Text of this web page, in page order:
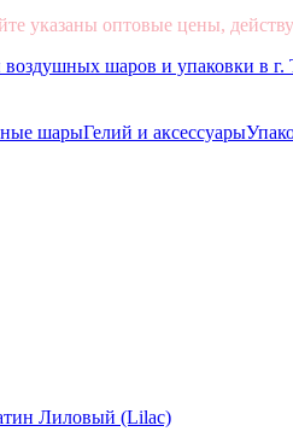
указаны оптовые цены,
шарыГелий и аксессуары